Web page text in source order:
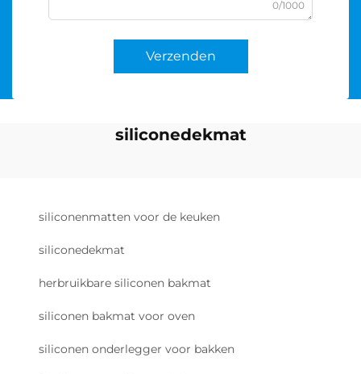
0/1000
Verzenden
siliconedekmat
siliconenmatten voor de keuken
siliconedekmat
herbruikbare siliconen bakmat
siliconen bakmat voor oven
siliconen onderlegger voor bakken